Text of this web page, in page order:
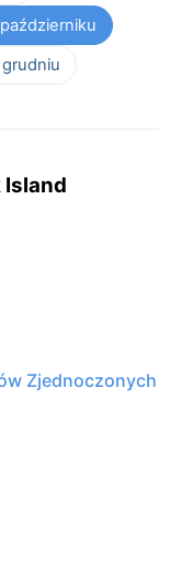
Island
Zjednoczonych